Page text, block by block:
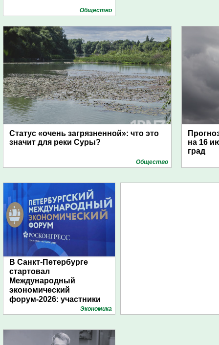
Общество
Статус «очень загрязненной»: что это
значит для реки Суры?
Общество
на 16
град
В Санкт-Петербурге
стартовал
Международный
экономический
форум-2026: участники
подготовили креативные
Экономика